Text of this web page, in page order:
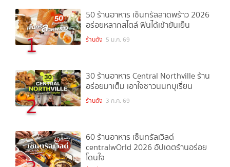
1
50 ร้านอาหาร เซ็นทรัลลาดพร้าว 2026
อร่อยหลากสไตล์ ฟินได้เช้ายันเย็น
ร้านดัง 5 ม.ค. 69
2
30 ร้านอาหาร Central Northville ร้าน
อร่อยมาเต็ม เอาใจชาวนนทบุเรี่ยน
ร้านดัง 3 ก.ค. 69
60 ร้านอาหาร เซ็นทรัลเวิลด์
centralwOrld 2026 อัปเดตร้านอร่อย
โดนใจ